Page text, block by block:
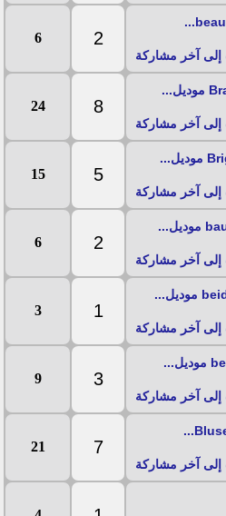
2
6
8
24
5
15
2
6
1
3
3
9
7
21